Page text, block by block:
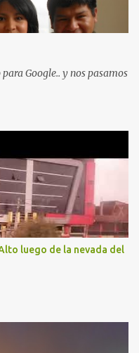
Google.. y nos pasamos
luego de la nevada del